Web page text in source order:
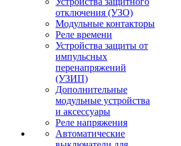
отключения (УЗО)
Модульные контакторы
Реле времени
Устройства защиты от
импульсных
перенапряжений
(УЗИП)
Дополнительные
модульные устройства
и аксессуары
Реле напряжения
Автоматические